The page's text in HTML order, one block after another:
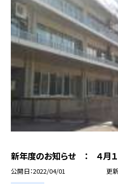
新年度のお知らせ ： ４月１
公開日 2022/04/01 更